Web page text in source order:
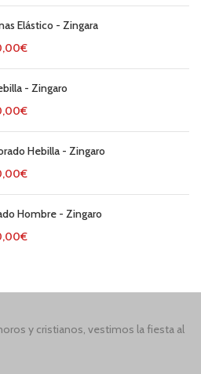
Elástico - Zingara
€
- Zingaro
€
Hebilla - Zingaro
€
Hombre - Zingaro
€
y cristianos, vestimos la fiesta al